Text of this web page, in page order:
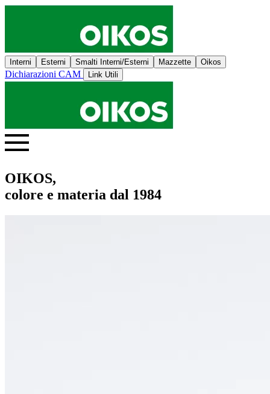
Interni Esterni Smalti Interni/Esterni Mazzette Oikos
Dichiarazioni CAM Link Utili
OIKOS,
colore e materia dal 1984